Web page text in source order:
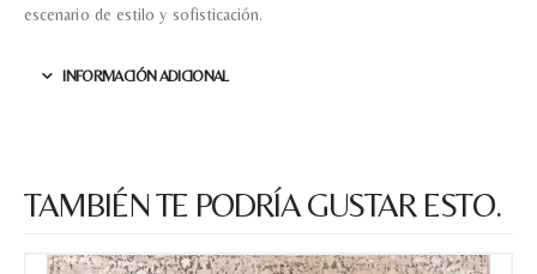
escenario de estilo y sofisticación.
INFORMACIÓN ADICIONAL
TAMBIÉN TE PODRÍA GUSTAR ESTO.